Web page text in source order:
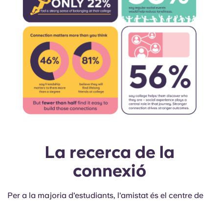
La recerca de la
connexió
Per a la majoria d'estudiants, l'amistat és el centre de